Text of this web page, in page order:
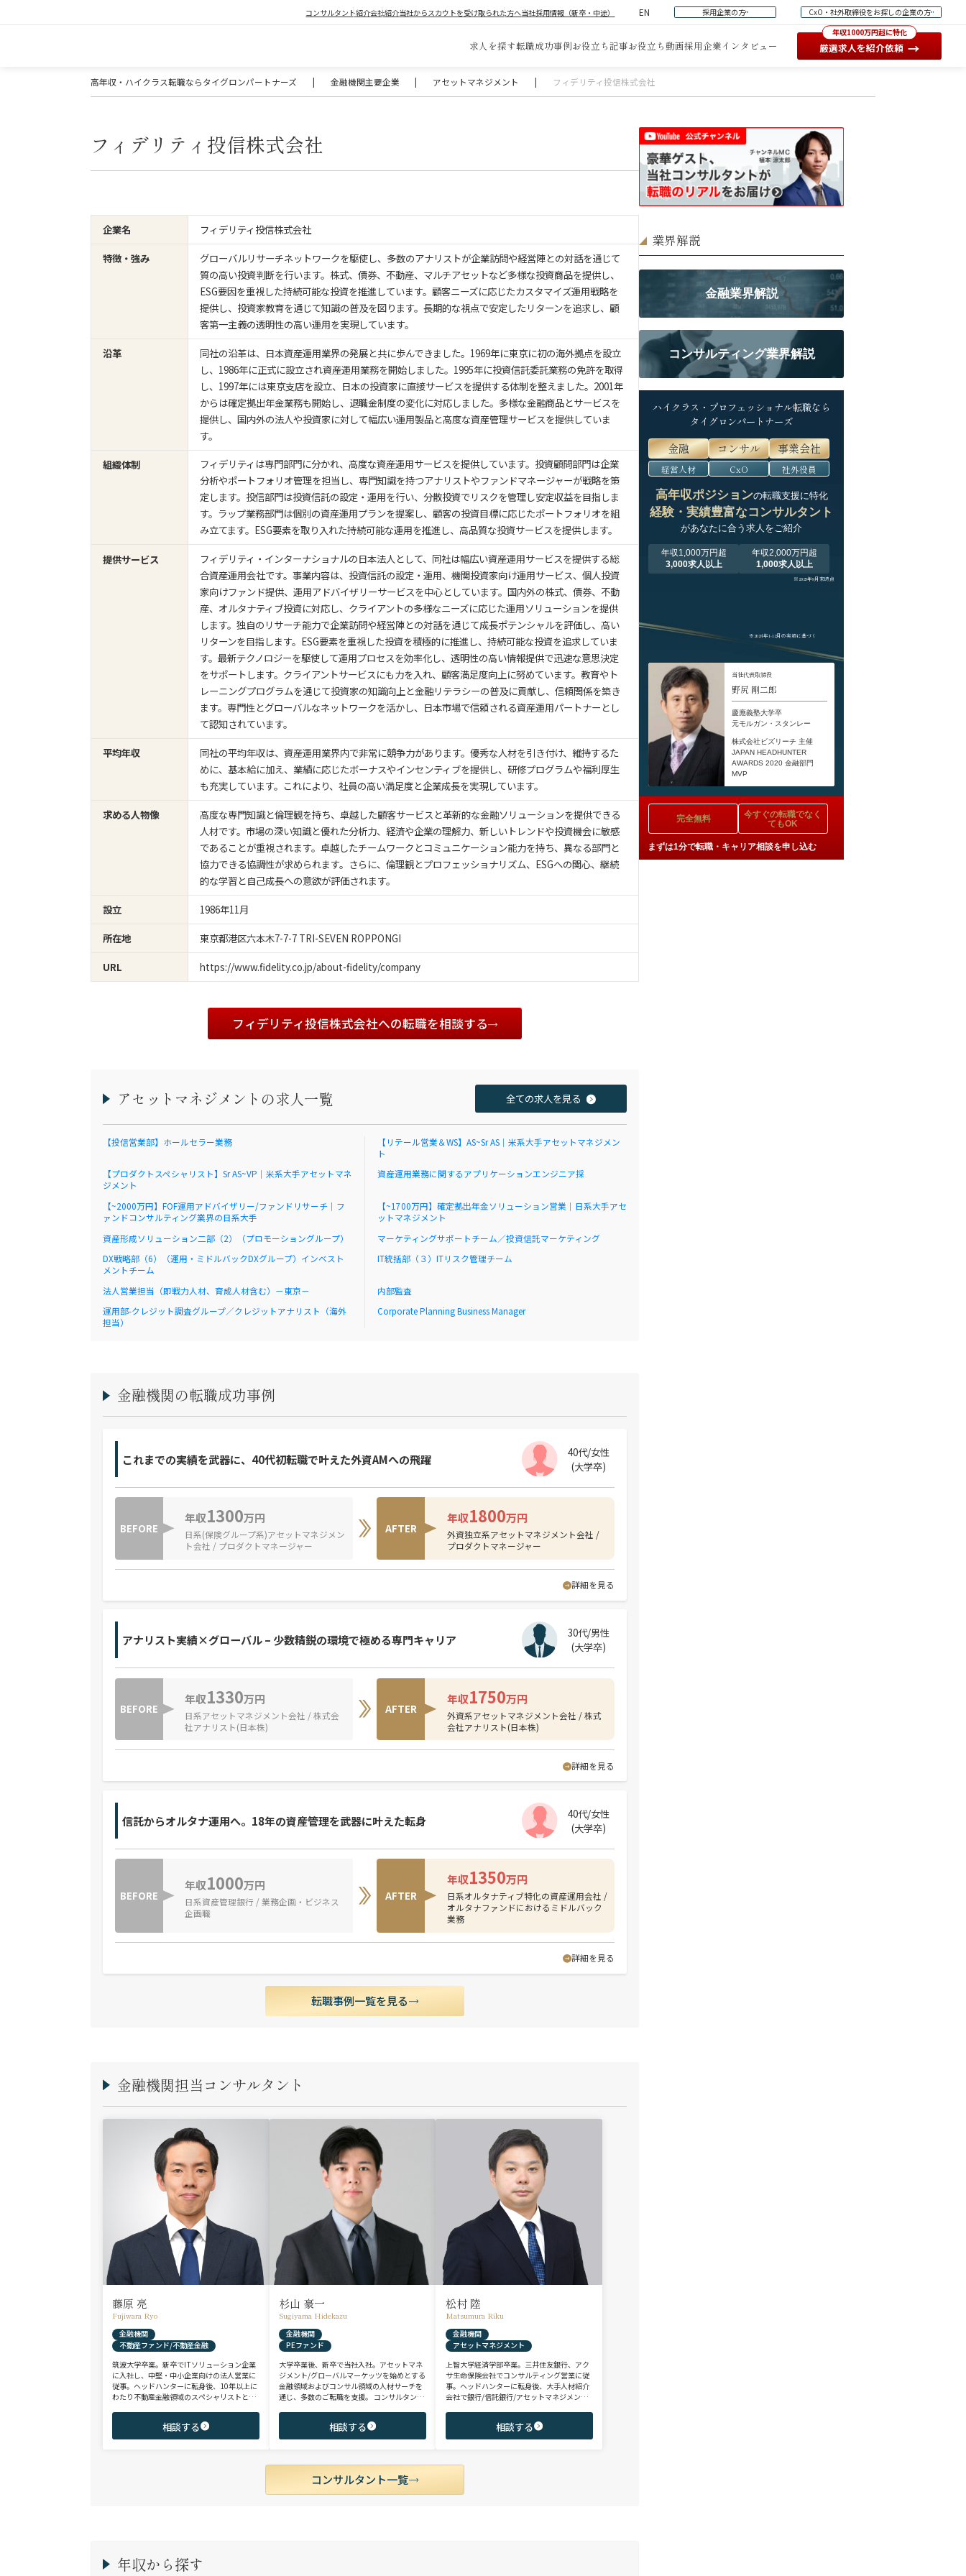
コンサルタント紹介会社紹介当社からスカウトを受け取られた方へ当社採用情報（新卒・中途） EN 採用企業の方 CxO・社外取締役をお探しの企業の方
求人を探す転職成功事例お役立ち記事お役立ち動画採用企業インタビュー
年収1000万円超に特化
厳選求人を紹介依頼 →
高年収・ハイクラス転職ならタイグロンパートナーズ | 金融機関主要企業 | アセットマネジメント | フィデリティ投信株式会社
フィデリティ投信株式会社
企業名 フィデリティ投信株式会社
特徴・強み
グローバルリサーチネットワークを駆使し、多数のアナリストが企業訪問や経営陣との対話を通じて
質の高い投資判断を行います。株式、債券、不動産、マルチアセットなど多様な投資商品を提供し、
ESG要因を重視した持続可能な投資を推進しています。顧客ニーズに応じたカスタマイズ運用戦略を
提供し、投資家教育を通じて知識の普及を図ります。長期的な視点で安定したリターンを追求し、顧
客第一主義の透明性の高い運用を実現しています。
沿革
同社の沿革は、日本資産運用業界の発展と共に歩んできました。1969年に東京に初の海外拠点を設立
し、1986年に正式に設立され資産運用業務を開始しました。1995年に投資信託委託業務の免許を取得
し、1997年には東京支店を設立、日本の投資家に直接サービスを提供する体制を整えました。2001年
からは確定拠出年金業務も開始し、退職金制度の変化に対応しました。多様な金融商品とサービスを
提供し、国内外の法人や投資家に対して幅広い運用製品と高度な資産管理サービスを提供していま
す。
組織体制
フィデリティは専門部門に分かれ、高度な資産運用サービスを提供しています。投資顧問部門は企業
分析やポートフォリオ管理を担当し、専門知識を持つアナリストやファンドマネージャーが戦略を策
定します。投信部門は投資信託の設定・運用を行い、分散投資でリスクを管理し安定収益を目指しま
す。ラップ業務部門は個別の資産運用プランを提案し、顧客の投資目標に応じたポートフォリオを組
み立てます。ESG要素を取り入れた持続可能な運用を推進し、高品質な投資サービスを提供します。
提供サービス
フィデリティ・インターナショナルの日本法人として、同社は幅広い資産運用サービスを提供する総
合資産運用会社です。事業内容は、投資信託の設定・運用、機関投資家向け運用サービス、個人投資
家向けファンド提供、運用アドバイザリーサービスを中心としています。国内外の株式、債券、不動
産、オルタナティブ投資に対応し、クライアントの多様なニーズに応じた運用ソリューションを提供
します。独自のリサーチ能力で企業訪問や経営陣との対話を通じて成長ポテンシャルを評価し、高い
リターンを目指します。ESG要素を重視した投資を積極的に推進し、持続可能な投資を追求していま
す。最新テクノロジーを駆使して運用プロセスを効率化し、透明性の高い情報提供で迅速な意思決定
をサポートします。クライアントサービスにも力を入れ、顧客満足度向上に努めています。教育やト
レーニングプログラムを通じて投資家の知識向上と金融リテラシーの普及に貢献し、信頼関係を築き
ます。専門性とグローバルなネットワークを活かし、日本市場で信頼される資産運用パートナーとし
て認知されています。
平均年収
同社の平均年収は、資産運用業界内で非常に競争力があります。優秀な人材を引き付け、維持するた
めに、基本給に加え、業績に応じたボーナスやインセンティブを提供し、研修プログラムや福利厚生
も充実しています。これにより、社員の高い満足度と企業成長を実現しています。
求める人物像
高度な専門知識と倫理観を持ち、卓越した顧客サービスと革新的な金融ソリューションを提供できる
人材です。市場の深い知識と優れた分析力、経済や企業の理解力、新しいトレンドや投資機会に敏感
であることが重視されます。卓越したチームワークとコミュニケーション能力を持ち、異なる部門と
協力できる協調性が求められます。さらに、倫理観とプロフェッショナリズム、ESGへの関心、継続
的な学習と自己成長への意欲が評価されます。
設立 1986年11月
所在地 東京都港区六本木7-7-7 TRI-SEVEN ROPPONGI
URL https://www.fidelity.co.jp/about-fidelity/company
フィデリティ投信株式会社への転職を相談する
アセットマネジメントの求人一覧 全ての求人を見る
【投信営業部】ホールセラー業務
【リテール営業＆WS】AS~Sr AS｜米系大手アセットマネジメン
ト
【プロダクトスペシャリスト】Sr AS~VP｜米系大手アセットマネ
ジメント
資産運用業務に関するアプリケーションエンジニア採
【~2000万円】FOF運用アドバイザリー/ファンドリサーチ｜フ
ァンドコンサルティング業界の日系大手
【~1700万円】確定拠出年金ソリューション営業｜日系大手アセ
ットマネジメント
資産形成ソリューション二部（2）（プロモーショングループ）
マーケティングサポートチーム／投資信託マーケティング
DX戦略部（6）（運用・ミドルバックDXグループ）インベスト
メントチーム
IT統括部（３）ITリスク管理チーム
法人営業担当（即戦力人材、育成人材含む）－東京－
内部監査
運用部-クレジット調査グループ／クレジットアナリスト（海外
担当）
Corporate Planning Business Manager
金融機関の転職成功事例
これまでの実績を武器に、40代初転職で叶えた外資AMへの飛躍
40代/女性
(大学卒)
BEFORE
年収1300万円
日系(保険グループ系)アセットマネジメン
ト会社 / プロダクトマネージャー
AFTER
年収1800万円
外資独立系アセットマネジメント会社 /
プロダクトマネージャー
詳細を見る
アナリスト実績×グローバル – 少数精鋭の環境で極める専門キャリア
30代/男性
(大学卒)
BEFORE
年収1330万円
日系アセットマネジメント会社 / 株式会
社アナリスト(日本株)
AFTER
年収1750万円
外資系アセットマネジメント会社 / 株式
会社アナリスト(日本株)
詳細を見る
信託からオルタナ運用へ。18年の資産管理を武器に叶えた転身
40代/女性
(大学卒)
BEFORE
年収1000万円
日系資産管理銀行 / 業務企画・ビジネス
企画職
AFTER
年収1350万円
日系オルタナティブ特化の資産運用会社 /
オルタナファンドにおけるミドルバック
業務
詳細を見る
転職事例一覧を見る
金融機関担当コンサルタント
藤原 亮
Fujiwara Ryo
金融機関
不動産ファンド/不動産金融
筑波大学卒業。新卒でITソリューション企業
に入社し、中堅・中小企業向けの法人営業に
従事。ヘッドハンターに転身後、10年以上に
わたり不動産金融領域のスペシャリストとし
財務/経理/IRなど、フロントからミドル・バ
ックまで、幅広いポジションで100名以上の
ご支援実績を誇る。また、首都圏に加え、関
相談する
杉山 豪一
Sugiyama Hidekazu
金融機関
PEファンド
大学卒業後、新卒で当社入社。アセットマネ
ジメント/グローバルマーケッツを始めとする
金融領域およびコンサル領域の人材サーチを
通じ、多数のご転職を支援。 コンサルタント
域を中心に、異業種からの転身を目指す未経
験のハイポテンシャル層やさらなるキャリア
ップを狙うミドル～ハイクラス層をご支援。
相談する
松村 陸
Matsumura Riku
金融機関
アセットマネジメント
上智大学経済学部卒業。三井住友銀行、アク
サ生命保険会社でコンサルティング営業に従
事。ヘッドハンターに転身後、大手人材紹介
会社で銀行/信託銀行/アセットマネジメント
の営業職・企画職から運用部門の専門職まで
豊富な転職支援実績。日系/外資系、経験者/
未経験者を問わず幅広いポジションでご支援
相談する
コンサルタント一覧
年収から探す
業界解説
金融業界解説
コンサルティング業界解説
ハイクラス・プロフェッショナル転職なら
タイグロンパートナーズ
金融 コンサル 事業会社
経営人材 CxO 社外役員
高年収ポジションの転職支援に特化
経験・実績豊富なコンサルタント
があなたに合う求人をご紹介
年収1,000万円超
3,000求人以上
年収2,000万円超
1,000求人以上
※2025年9月末時点
※2024年1-12月の実績に基づく
当社代表取締役
野尻 剛二郎
慶應義塾大学卒
元モルガン・スタンレー
株式会社ビズリーチ 主催
JAPAN HEADHUNTER
AWARDS 2020 金融部門
MVP
完全無料 今すぐの転職でなく
てもOK
まずは1分で転職・キャリア相談を申し込む